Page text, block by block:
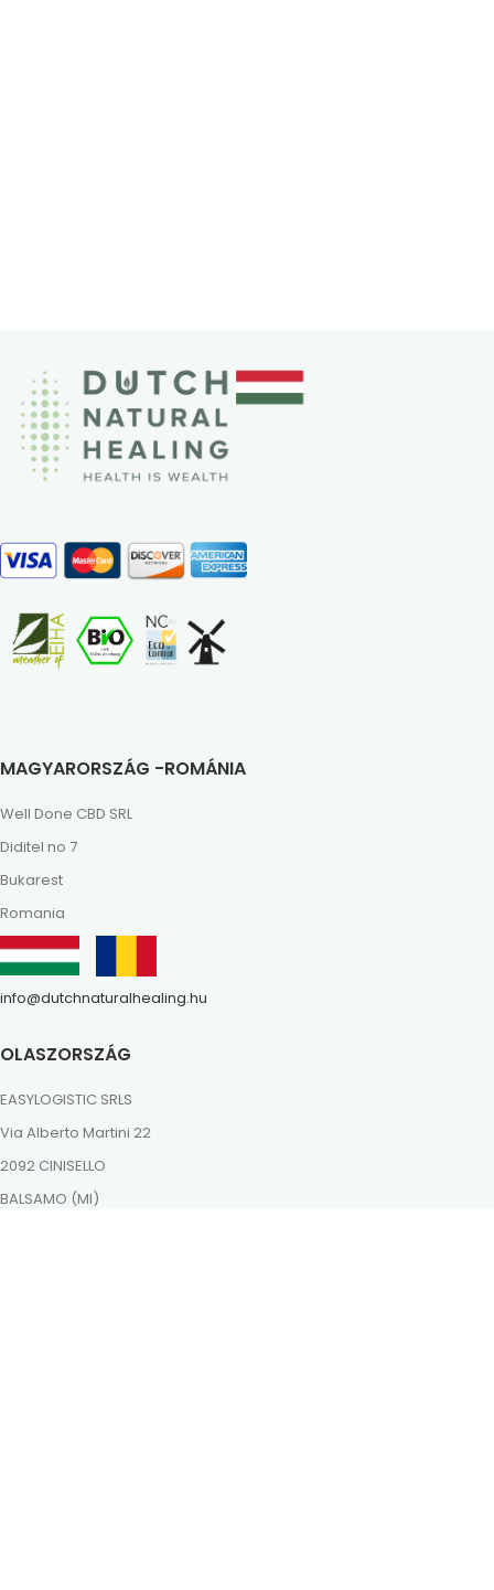
MAGYARORSZÁG -ROMÁNIA
Well Done CBD SRL
Diditel no 7
Bukarest
Romania
info@dutchnaturalhealing.hu
OLASZORSZÁG
EASYLOGISTIC SRLS
Via Alberto Martini 22
2092 CINISELLO
BALSAMO (MI)